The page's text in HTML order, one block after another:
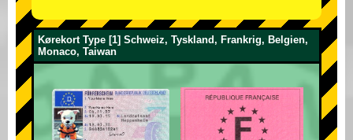
Kørekort Type [1] Schweiz, Tyskland, Frankrig, Belgien,
Monaco, Taiwan